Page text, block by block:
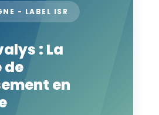
- LABEL ISR
: La
de
en